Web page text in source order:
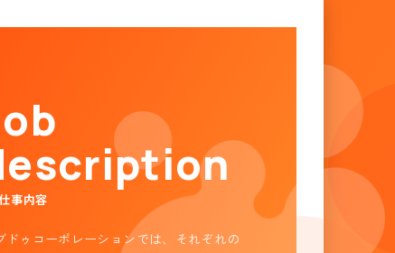
Job
事内容
ドゥコーポレーションでは、それぞれの